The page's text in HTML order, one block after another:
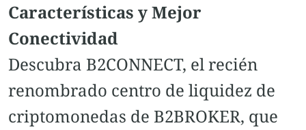
Características y Mejor
Conectividad
Descubra B2CONNECT, el recién
renombrado centro de liquidez de
criptomonedas de B2BROKER, que